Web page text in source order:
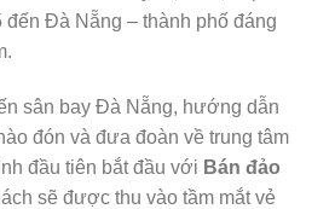
đến Đà Nẵng – thành phố đáng
sân bay Đà Nẵng, hướng dẫn
đón và đưa đoàn về trung tâm
đầu tiên bắt đầu với Bán đảo
sẽ được thu vào tầm mắt vẻ